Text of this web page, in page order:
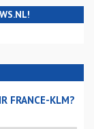
FRANCE-KLM?